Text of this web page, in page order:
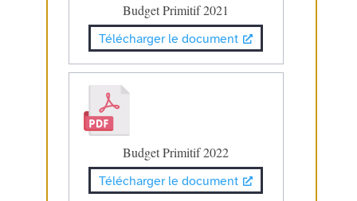
Budget Primitif 2021
Télécharger le document
Budget Primitif 2022
Télécharger le document